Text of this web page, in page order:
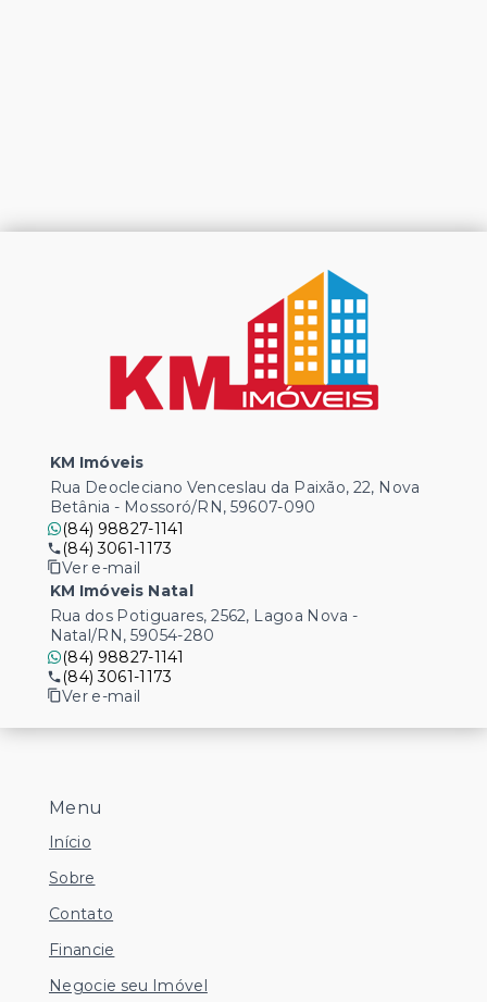
Menu
Início
Sobre
Contato
Financie
Negocie seu Imóvel
KM Imóveis
Rua Deocleciano Venceslau da Paixão, 22, Nova
Betânia - Mossoró/RN, 59607-090
(84) 98827-1141
(84) 3061-1173
Ver e-mail
KM Imóveis Natal
Rua dos Potiguares, 2562, Lagoa Nova -
Natal/RN, 59054-280
(84) 98827-1141
(84) 3061-1173
Ver e-mail